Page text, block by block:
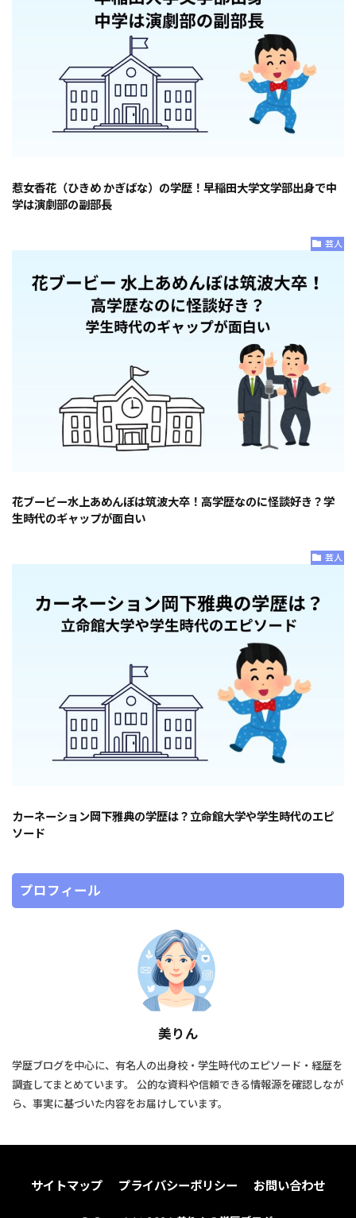
惹女香花（ひきめ かぎばな）の学歴！早稲田大学文学部出身で中
学は演劇部の副部長
芸人
花ブービー水上あめんぼは筑波大卒！高学歴なのに怪談好き？学
生時代のギャップが面白い
芸人
カーネーション岡下雅典の学歴は？立命館大学や学生時代のエピ
ソード
プロフィール
美りん
学歴ブログを中心に、有名人の出身校・学生時代のエピソード・経歴を
調査してまとめています。 公的な資料や信頼できる情報源を確認しなが
ら、事実に基づいた内容をお届けしています。
サイトマップ プライバシーポリシー お問い合わせ